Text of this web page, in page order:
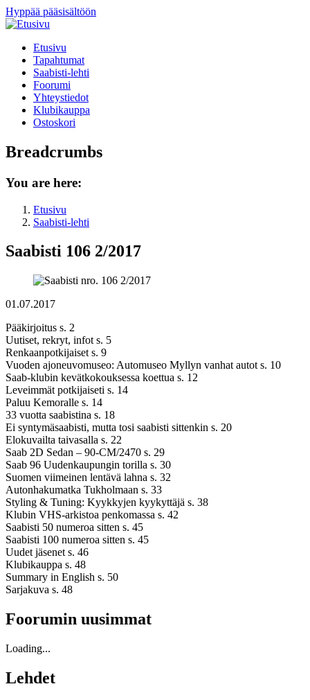
Hyppää pääsisältöön
Etusivu
Tapahtumat
Saabisti-lehti
Foorumi
Yhteystiedot
Klubikauppa
Ostoskori
Breadcrumbs
You are here:
Etusivu
Saabisti-lehti
Saabisti 106 2/2017
01.07.2017
Pääkirjoitus s. 2
Uutiset, rekryt, infot s. 5
Renkaanpotkijaiset s. 9
Vuoden ajoneuvomuseo: Automuseo Myllyn vanhat autot s. 10
Saab-klubin kevätkokouksessa koettua s. 12
Leveimmät potkijaiseti s. 14
Paluu Kemoralle s. 14
33 vuotta saabistina s. 18
Ei syntymäsaabisti, mutta tosi saabisti sittenkin s. 20
Elokuvailta taivasalla s. 22
Saab 2D Sedan – 90-CM/2470 s. 29
Saab 96 Uudenkaupungin torilla s. 30
Suomen viimeinen lentävä lahna s. 32
Autonhakumatka Tukholmaan s. 33
Styling & Tuning: Kyykkyjen kyykyttäjä s. 38
Klubin VHS-arkistoa penkomassa s. 42
Saabisti 50 numeroa sitten s. 45
Saabisti 100 numeroa sitten s. 45
Uudet jäsenet s. 46
Klubikauppa s. 48
Summary in English s. 50
Sarjakuva s. 48
Foorumin uusimmat
Loading...
Lehdet